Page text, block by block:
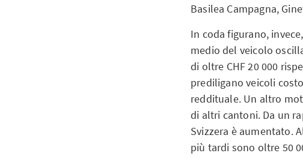
Basilea Campagna,
In coda figurano,
medio del veicolo
di oltre CHF 20 000
prediligano veicoli
reddituale. Un altro
di altri cantoni. Da un
Svizzera è aumentato.
più tardi sono oltre 50